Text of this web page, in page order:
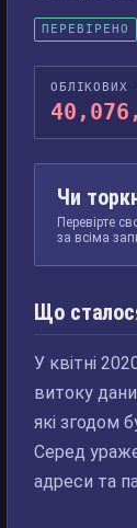
ПЕРЕВІРЕНО
ОБЛІКОВИХ
Чи
Перевірте
за всіма
Що
У квітні
витоку
які згодом
Серед
адреси та